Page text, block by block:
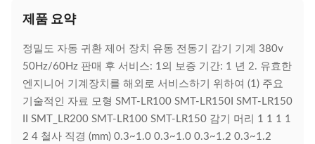
제품 요약
정밀도 자동 귀환 제어 장치 유동 전동기 감기 기계 380v
50Hz/60Hz 판매 후 서비스: 1의 보증 기간: 1 년 2. 유효한
엔지니어 기계장치를 해외로 서비스하기 위하여 (1) 주요
기술적인 자료 모형 SMT-LR100 SMT-LR150I SMT-LR150
II SMT_LR200 SMT-LR100 SMT-LR150 감기 머리 1 1 1 1
2 4 철사 직경 (mm) 0.3~1.0 0.3~1.0 0.3~1.2 0.3~1.2